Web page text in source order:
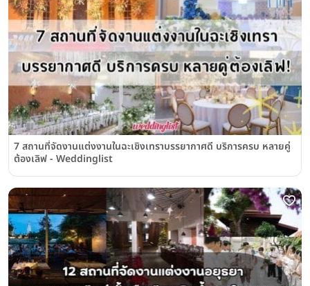
7 สถานที่จัดงานแต่งงานในฉะเชิงเทราบรรยากาศดี บริการครบ หลายคู่
ต้องเลิฟ - Weddinglist